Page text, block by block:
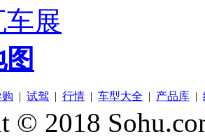
车展
| 试驾 | 行情 | 车型大全 | 产品库 |
© 2018